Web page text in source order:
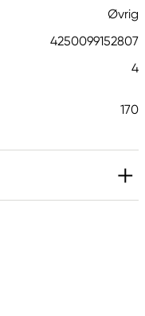
Øvrig
4250099152807
4
170